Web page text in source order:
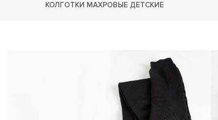
КОЛГОТКИ МАХРОВЫЕ ДЕТСКИЕ